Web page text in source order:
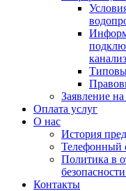
Заявление
Оплата услуг
О нас
История
Телефонный
Политика в
Контакты